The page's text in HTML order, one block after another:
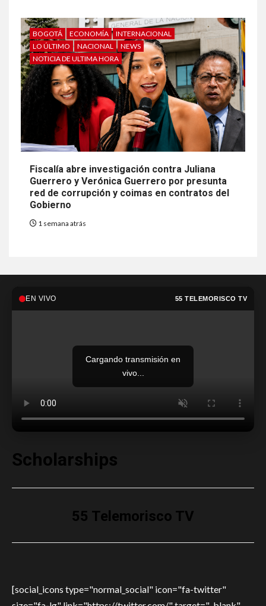
BOGOTÁ ECONOMÍA
INTERNACIONAL
LO ÚLTIMO
NACIONAL
NEWS
NOTICIA DE ULTIMA HORA
Fiscalía abre investigación contra Juliana
Guerrero y Verónica Guerrero por presunta
red de corrupción y coimas en contratos del
Gobierno
1 semana atrás
EN VIVO 55 TELEMORISCO TV
Cargando transmisión en
vivo...
Scholarships
55 Telemorisco TV
[social_icons type="normal_social" icon="fa-twitter"